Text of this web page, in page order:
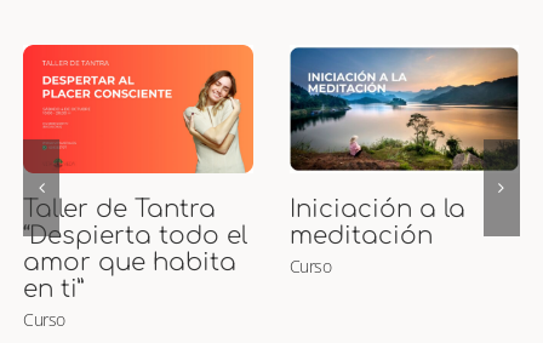
Curso de Puntos
Marma
Curso
Curso Presencial
de Maternidad
Ayurveda y